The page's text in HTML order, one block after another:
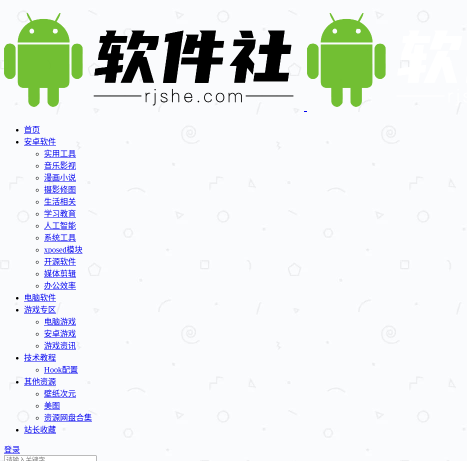
首页
安卓软件
实用工具
音乐影视
漫画小说
摄影修图
生活相关
学习教育
人工智能
系统工具
xposed模块
开源软件
媒体剪辑
办公效率
电脑软件
游戏专区
电脑游戏
安卓游戏
游戏资讯
技术教程
Hook配置
其他资源
壁纸次元
美图
资源网盘合集
站长收藏
登录